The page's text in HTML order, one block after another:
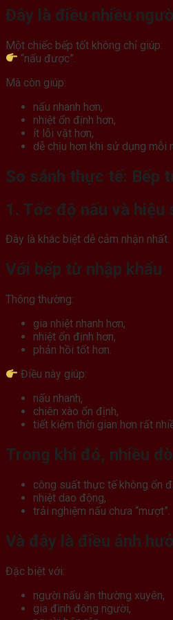
Đây là điều nhiều
Một chiếc bếp tốt không chỉ giúp:
“nấu được”.
Mà còn giúp:
nấu nhanh hơn,
nhiệt ổn định hơn,
ít lỗi vặt hơn,
dễ chịu hơn khi sử dụng mỗi
So sánh thực tế: Bếp
1. Tốc độ nấu và hiệu
Đây là khác biệt dễ cảm nhận nhất.
Với bếp từ nhập khẩu
Thông thường:
gia nhiệt nhanh hơn,
nhiệt ổn định hơn,
phản hồi tốt hơn.
Điều này giúp:
nấu nhanh,
chiên xào ổn định,
tiết kiệm thời gian hơn rất
Trong khi đó, nhiều
công suất thực tế không ổn
nhiệt dao động,
trải nghiệm nấu chưa “mượt”.
Và đây là điều ảnh
Đặc biệt với:
người nấu ăn thường xuyên,
gia đình đông người,